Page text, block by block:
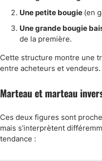
Une petite bougie (en
Une grande bougie
de la première.
Cette structure montre une
entre acheteurs et vendeurs.
Marteau et marteau
Ces deux figures sont
mais s’interprètent
tendance :